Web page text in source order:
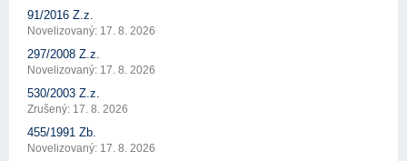
91/2016 Z.z.
Novelizovaný: 17. 8. 2026
297/2008 Z.z.
Novelizovaný: 17. 8. 2026
530/2003 Z.z.
Zrušený: 17. 8. 2026
455/1991 Zb.
Novelizovaný: 17. 8. 2026